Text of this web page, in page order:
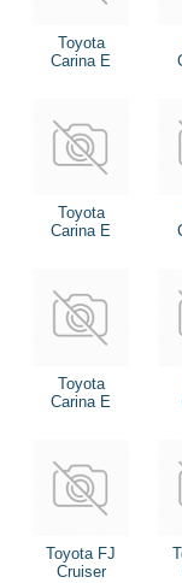
Toyota
Carina E
Toyota
Carina E
Toyota
Carina E
Toyota FJ
Cruiser